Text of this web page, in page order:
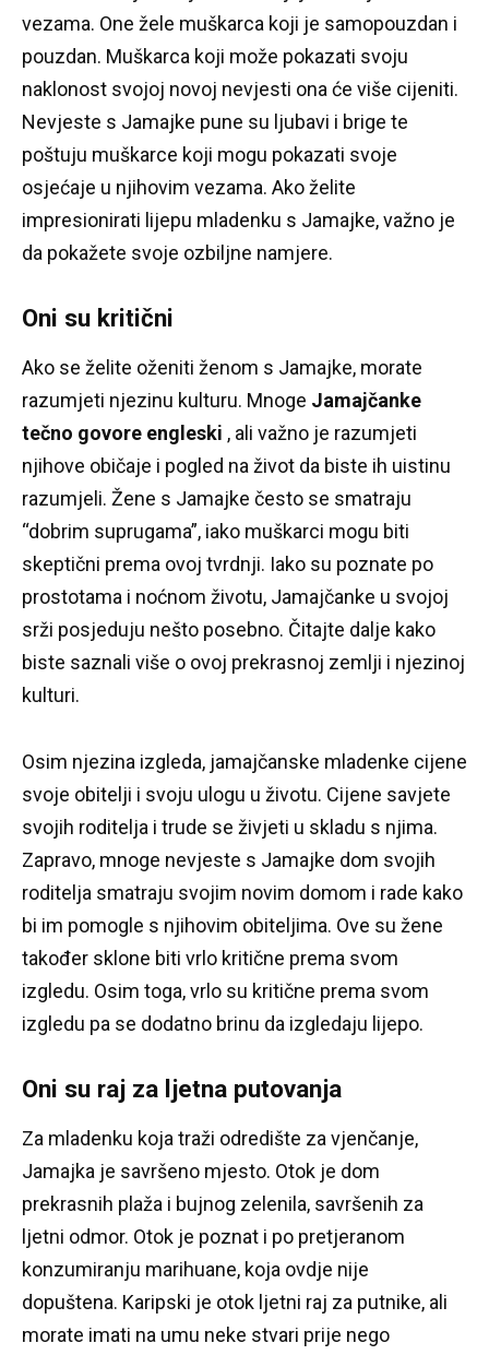
vezama. One žele muškarca koji je samopouzdan i
pouzdan. Muškarca koji može pokazati svoju
naklonost svojoj novoj nevjesti ona će više cijeniti.
Nevjeste s Jamajke pune su ljubavi i brige te
poštuju muškarce koji mogu pokazati svoje
osjećaje u njihovim vezama. Ako želite
impresionirati lijepu mladenku s Jamajke, važno je
da pokažete svoje ozbiljne namjere.
Oni su kritični
Ako se želite oženiti ženom s Jamajke, morate
razumjeti njezinu kulturu. Mnoge Jamajčanke
tečno govore engleski , ali važno je razumjeti
njihove običaje i pogled na život da biste ih uistinu
razumjeli. Žene s Jamajke često se smatraju
“dobrim suprugama”, iako muškarci mogu biti
skeptični prema ovoj tvrdnji. Iako su poznate po
prostotama i noćnom životu, Jamajčanke u svojoj
srži posjeduju nešto posebno. Čitajte dalje kako
biste saznali više o ovoj prekrasnoj zemlji i njezinoj
kulturi.
Osim njezina izgleda, jamajčanske mladenke cijene
svoje obitelji i svoju ulogu u životu. Cijene savjete
svojih roditelja i trude se živjeti u skladu s njima.
Zapravo, mnoge nevjeste s Jamajke dom svojih
roditelja smatraju svojim novim domom i rade kako
bi im pomogle s njihovim obiteljima. Ove su žene
također sklone biti vrlo kritične prema svom
izgledu. Osim toga, vrlo su kritične prema svom
izgledu pa se dodatno brinu da izgledaju lijepo.
Oni su raj za ljetna putovanja
Za mladenku koja traži odredište za vjenčanje,
Jamajka je savršeno mjesto. Otok je dom
prekrasnih plaža i bujnog zelenila, savršenih za
ljetni odmor. Otok je poznat i po pretjeranom
konzumiranju marihuane, koja ovdje nije
dopuštena. Karipski je otok ljetni raj za putnike, ali
morate imati na umu neke stvari prije nego